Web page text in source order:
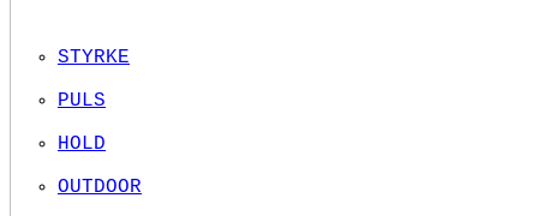
STYRKE
PULS
HOLD
OUTDOOR